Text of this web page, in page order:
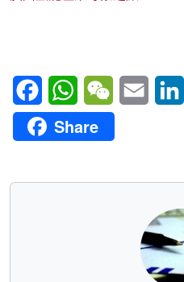
FacebookWhatsAppWeChatEmail
Share